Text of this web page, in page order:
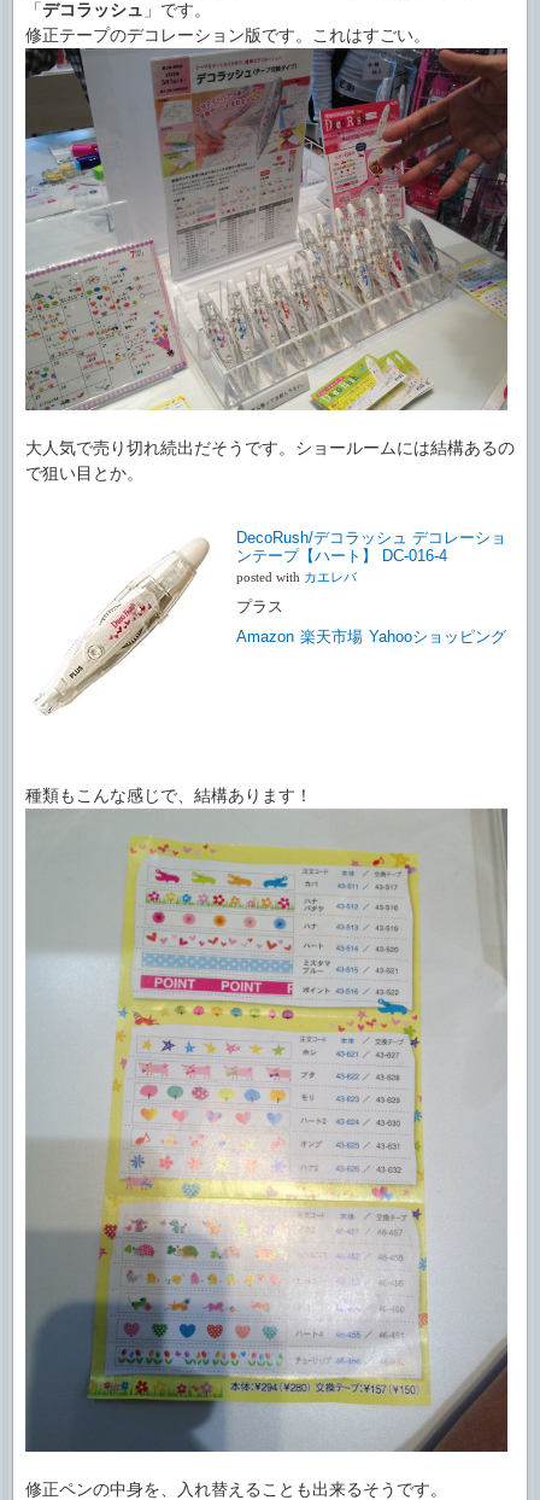
「デコラッシュ 」です。
修正テープのデコレーション版です。これはすごい。
大人気で売り切れ続出だそうです。ショールームには結構あるの
で狙い目とか。
DecoRush/デコラッシュ デコレーショ
ンテープ【ハート】 DC-016-4
posted with カエレバ
プラス
Amazon 楽天市場 Yahooショッピング
種類もこんな感じで、結構あります！
修正ペンの中身を、入れ替えることも出来るそうです。